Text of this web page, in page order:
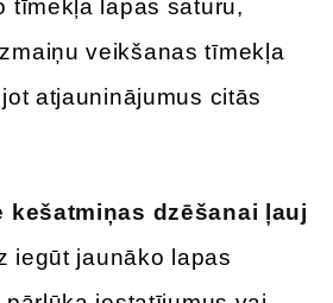
tīmekļa lapas saturu,
veikšanas tīmekļa
atjauninājumus citās
kešatmiņas dzēšanai ļauj
iegūt jaunāko lapas